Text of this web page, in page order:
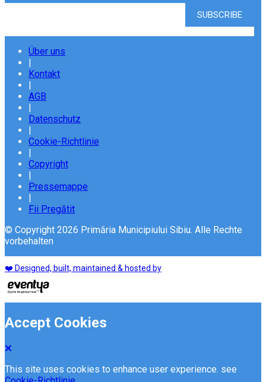
Über uns
Kontakt
AGB
Datenschutz
Cookie-Richtlinie
Copyright
Pressemappe
Fii Pregătit
© Copyright 2026 Primăria Municipiului Sibiu. Alle Rechte
vorbehalten
❤️ Designed, built, maintained & hosted by
Accept Cookies
This site uses cookies to enhance user experience. see